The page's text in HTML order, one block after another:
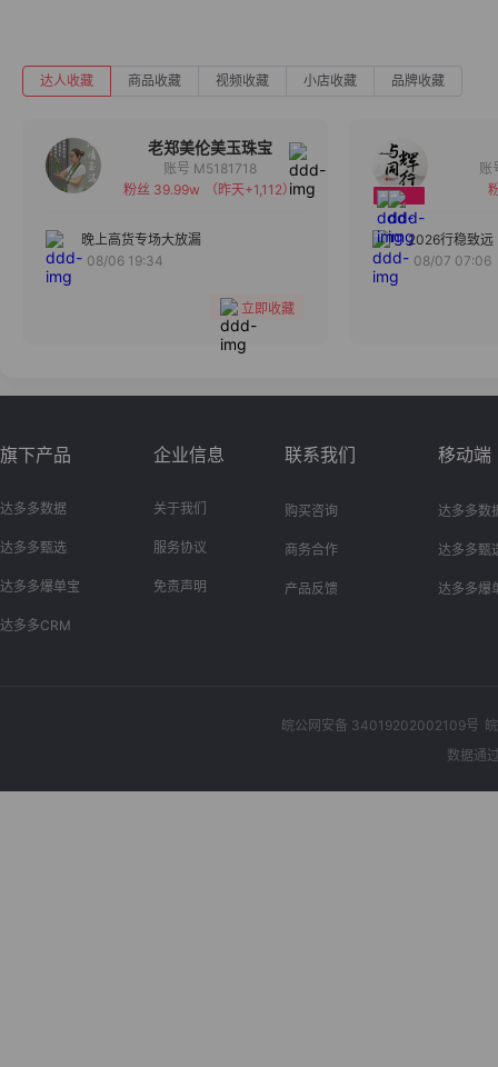
达人收藏 商品收藏 视频收藏 小店收藏 品牌收藏
老郑美伦美玉珠宝
备注
分组
账号 M5181718
粉丝 39.99w
（昨天+1,112）
晚上高货专场大放漏
08/06 19:34
立即收藏
2026行稳致远
08/07 07:06
旗下产品
达多多数据
达多多甄选
达多多爆单宝
达多多CRM
企业信息
关于我们
服务协议
免责声明
联系我们
购买咨询
商务合作
产品反馈
移动端
达多多数
达多多甄
达多多爆
皖公网安备 34019202002109号
数据通